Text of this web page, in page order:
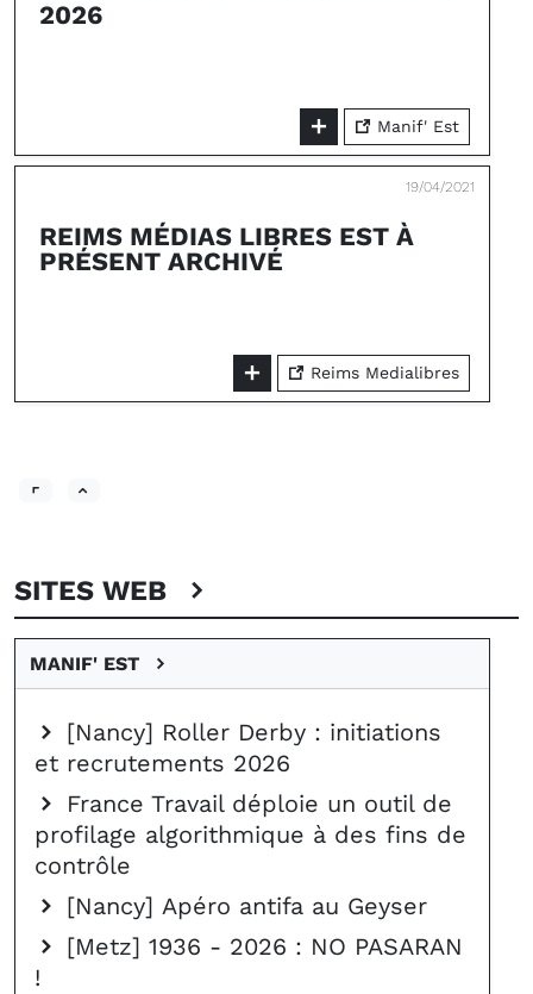
2026
Manif' Est
19/04/2021
REIMS MÉDIAS LIBRES EST À
PRÉSENT ARCHIVÉ
Reims Medialibres
SITES WEB
MANIF' EST
[Nancy] Roller Derby : initiations
et recrutements 2026
France Travail déploie un outil de
profilage algorithmique à des fins de
contrôle
[Nancy] Apéro antifa au Geyser
[Metz] 1936 - 2026 : NO PASARAN
!